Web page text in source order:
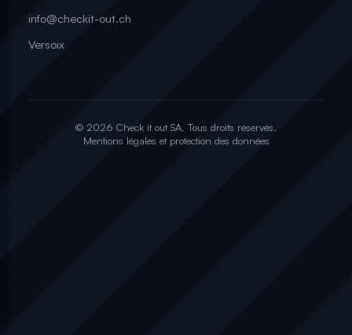
info@checkit-out.ch
Versoix
© 2026 Check it out SA. Tous droits réservés.
Mentions légales et protection des données